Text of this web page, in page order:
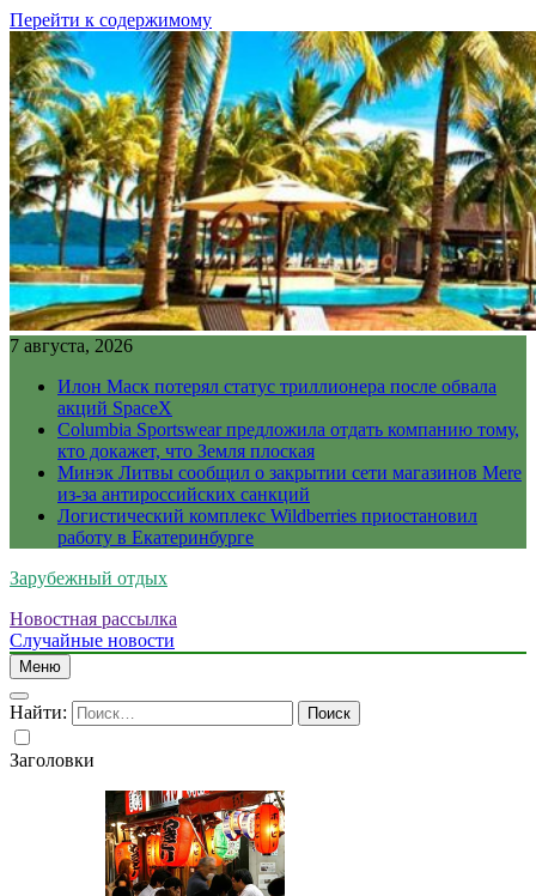
Перейти к содержимому
7 августа, 2026
Илон Маск потерял статус триллионера после обвала
акций SpaceX
Columbia Sportswear предложила отдать компанию тому,
кто докажет, что Земля плоская
Минэк Литвы сообщил о закрытии сети магазинов Mere
из-за антироссийских санкций
Логистический комплекс Wildberries приостановил
работу в Екатеринбурге
Зарубежный отдых
Новостная рассылка
Случайные новости
Меню
Найти:
Заголовки